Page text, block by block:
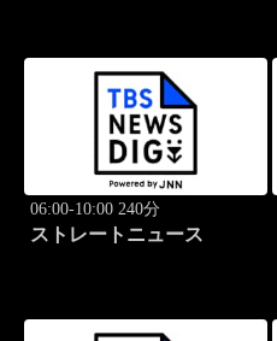
06:00-10:00 240分
ストレートニュース